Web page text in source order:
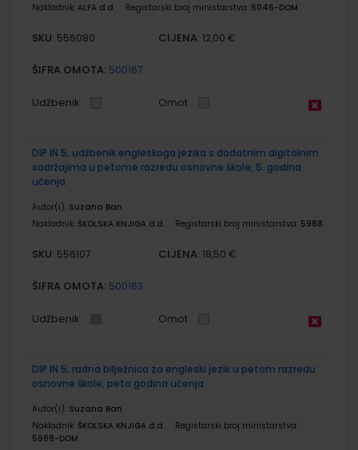
Nakladnik: ALFA d.d. Registarski broj ministarstva: 6046-DOM
SKU: 556080 CIJENA: 12,00 €
ŠIFRA OMOTA: 500167
Udžbenik Omot
DIP IN 5; udžbenik engleskoga jezika s dodatnim digitalnim
sadržajima u petome razredu osnovne škole, 5. godina
učenja
Autor(i): Suzana Ban
Nakladnik: ŠKOLSKA KNJIGA d.d. Registarski broj ministarstva: 5988
SKU: 556107 CIJENA: 18,50 €
ŠIFRA OMOTA: 500163
Udžbenik Omot
DIP IN 5; radna bilježnica za engleski jezik u petom razredu
osnovne škole, peta godina učenja
Autor(i): Suzana Ban
Nakladnik: ŠKOLSKA KNJIGA d.d.
Registarski broj ministarstva:
5988-DOM